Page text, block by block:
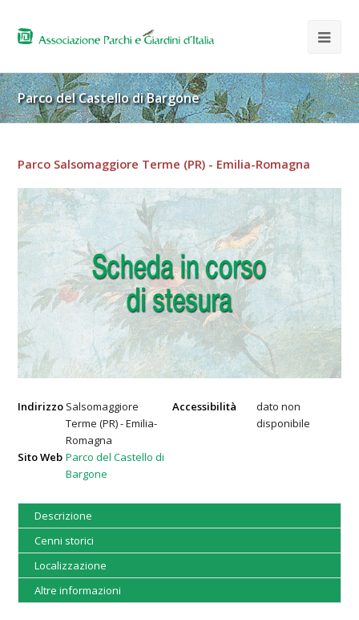
Parco del Castello di Bargone
Parco Salsomaggiore Terme (PR) - Emilia-Romagna
Indirizzo Salsomaggiore
Terme (PR) - Emilia-
Romagna
Accessibilità
dato non
disponibile
Sito Web Parco del Castello di
Bargone
Descrizione
Cenni storici
Localizzazione
Altre informazioni